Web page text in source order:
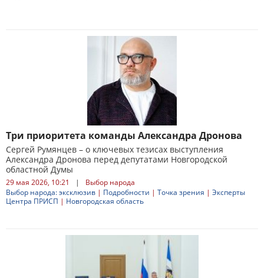
Три приоритета команды Александра Дронова
Сергей Румянцев – о ключевых тезисах выступления
Александра Дронова перед депутатами Новгородской
областной Думы
29 мая 2026, 10:21 |
Выбор народа
Выбор народа: эксклюзив | Подробности | Точка зрения | Эксперты
Центра ПРИСП | Новгородская область